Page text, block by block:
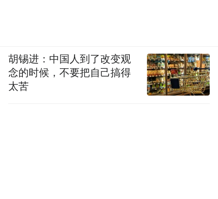
胡锡进：中国人到了改变观
念的时候，不要把自己搞得
太苦